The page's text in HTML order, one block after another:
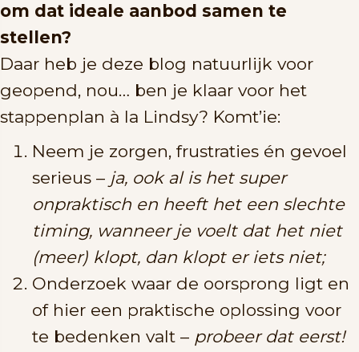
om dat ideale aanbod samen te
stellen?
Daar heb je deze blog natuurlijk voor
geopend, nou… ben je klaar voor het
stappenplan à la Lindsy? Komt’ie:
Neem je zorgen, frustraties én gevoel
serieus – ja, ook al is het super
onpraktisch en heeft het een slechte
timing, wanneer je voelt dat het niet
(meer) klopt, dan klopt er iets niet;
Onderzoek waar de oorsprong ligt en
of hier een praktische oplossing voor
te bedenken valt – probeer dat eerst!